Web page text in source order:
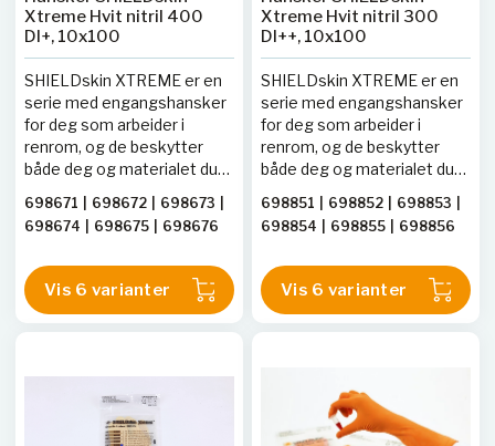
Xtreme Hvit nitril 400
DI+, 10x100
SHIELDskin XTREME er en
serie med engangshansker
for deg som arbeider i
renrom, og de beskytter
både deg og materialet du
laboratorie- og
engangshansker inneholder
rommet, og partikler er å
betrakte som en uønsket
deionsert vann, en eller flere
ganger. Nivået for antall
698671 698672 698673
698674
698675 698676
Vis 6 varianter
Xtreme Hvit nitril 300
DI++, 10x100
SHIELDskin XTREME er en
serie med engangshansker
for deg som arbeider i
renrom, og de beskytter
både deg og materialet du
laboratorie- og
engangshansker inneholder
rommet, og partikler er å
betrakte som en uønsket
renromhanskene vasket i
deionsert vann, en eller flere
ganger. Nivået for antall
698851 698852 698853
698854
698855 698856
Vis 6 varianter